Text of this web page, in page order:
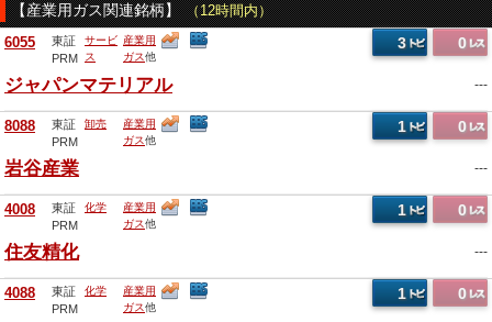
【産業用ガス関連銘柄】 （12時間内）
6055
東証
PRM
サービ
ス
産業用
ガス他
0
3
ジャパンマテリアル ---
8088
東証
PRM
卸売
産業用
ガス他
0
1
岩谷産業 ---
4008
東証
PRM
化学
産業用
ガス他
0
1
住友精化 ---
4088
東証
PRM
化学
産業用
ガス他
0
1